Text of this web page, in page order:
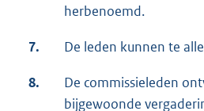
herbenoemd.
7. De leden kunnen te
8.
De commissieleden
bijgewoonde